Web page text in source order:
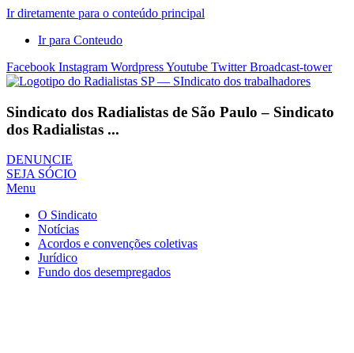
Ir diretamente para o conteúdo principal
Ir para Conteudo
Facebook Instagram WordpressYoutube Twitter Broadcast-tower
Sindicato dos Radialistas de São Paulo – Sindicato
dos Radialistas ...
DENUNCIE
SEJA SÓCIO
Menu
O Sindicato
Notícias
Acordos e convenções coletivas
Jurídico
Fundo dos desempregados